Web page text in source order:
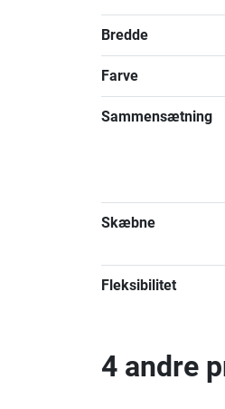
Bredde
Farve
Sammensætning
Skæbne
Fleksibilitet
4 andre